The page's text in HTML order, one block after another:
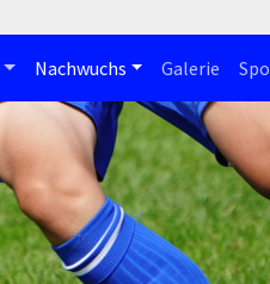
Nachwuchs Galerie